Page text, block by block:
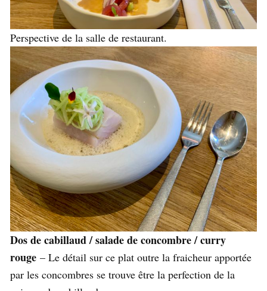
Perspective de la salle de restaurant.
Dos de cabillaud / salade de concombre / curry
rouge – Le détail sur ce plat outre la fraicheur apportée
par les concombres se trouve être la perfection de la